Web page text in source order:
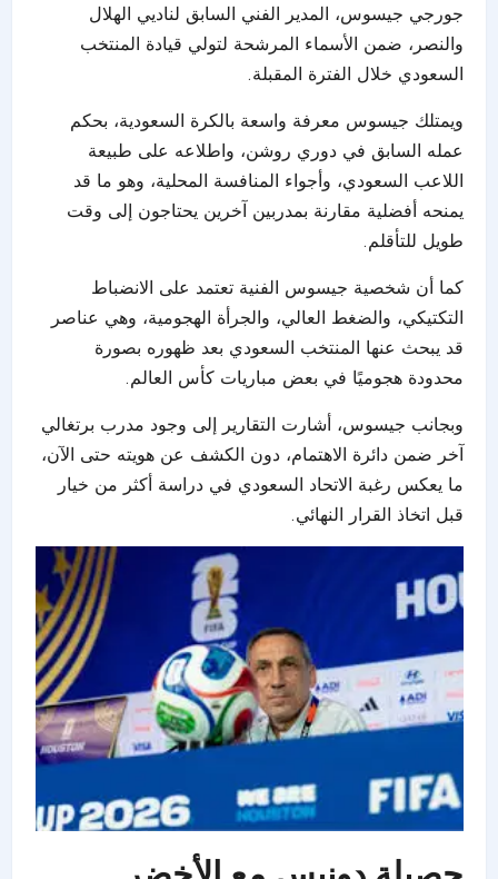
جورجي جيسوس، المدير الفني السابق لناديي الهلال
والنصر، ضمن الأسماء المرشحة لتولي قيادة المنتخب
السعودي خلال الفترة المقبلة.
ويمتلك جيسوس معرفة واسعة بالكرة السعودية، بحكم
عمله السابق في دوري روشن، واطلاعه على طبيعة
اللاعب السعودي، وأجواء المنافسة المحلية، وهو ما قد
يمنحه أفضلية مقارنة بمدربين آخرين يحتاجون إلى وقت
طويل للتأقلم.
كما أن شخصية جيسوس الفنية تعتمد على الانضباط
التكتيكي، والضغط العالي، والجرأة الهجومية، وهي عناصر
قد يبحث عنها المنتخب السعودي بعد ظهوره بصورة
محدودة هجوميًا في بعض مباريات كأس العالم.
وبجانب جيسوس، أشارت التقارير إلى وجود مدرب برتغالي
آخر ضمن دائرة الاهتمام، دون الكشف عن هويته حتى الآن،
ما يعكس رغبة الاتحاد السعودي في دراسة أكثر من خيار
قبل اتخاذ القرار النهائي.